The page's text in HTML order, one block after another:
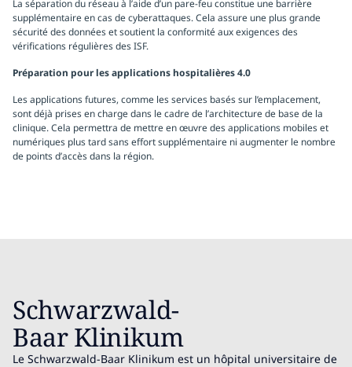
La séparation du réseau à l’aide d’un pare-feu constitue une barrière
supplémentaire en cas de cyberattaques. Cela assure une plus grande
sécurité des données et soutient la conformité aux exigences des
vérifications régulières des ISF.
Préparation pour les applications hospitalières 4.0
Les applications futures, comme les services basés sur l’emplacement,
sont déjà prises en charge dans le cadre de l’architecture de base de la
clinique. Cela permettra de mettre en œuvre des applications mobiles et
numériques plus tard sans effort supplémentaire ni augmenter le nombre
de points d’accès dans la région.
Schwarzwald-
Baar Klinikum
Le Schwarzwald-Baar Klinikum est un hôpital universitaire de